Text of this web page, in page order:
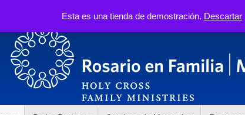
Esta es una tienda de demostración. Descartar
Nosotros Santo Rosario